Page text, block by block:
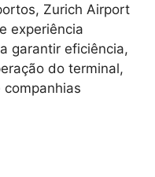
Zurich Airport
experiência
garantir eficiência,
do terminal,